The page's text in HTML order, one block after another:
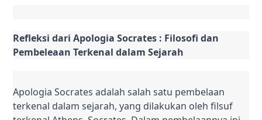
Refleksi dari Apologia Socrates : Filosofi dan
Pembeleaan Terkenal dalam Sejarah
Apologia Socrates adalah salah satu pembelaan
terkenal dalam sejarah, yang dilakukan oleh filsuf